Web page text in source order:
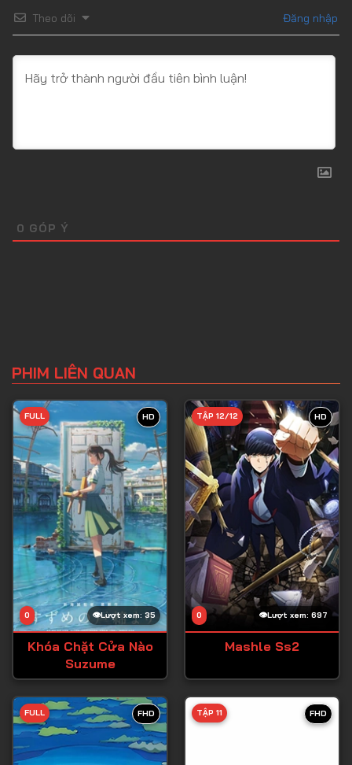
Theo dõi Đăng nhập
0 GÓP Ý
PHIM LIÊN QUAN
HD
Lượt xem: 35
0
FULL
Khóa Chặt Cửa Nào
Suzume
HD
Lượt xem: 697
0
TẬP 12/12
Mashle Ss2
FHD
FULL FHD
TẬP 11